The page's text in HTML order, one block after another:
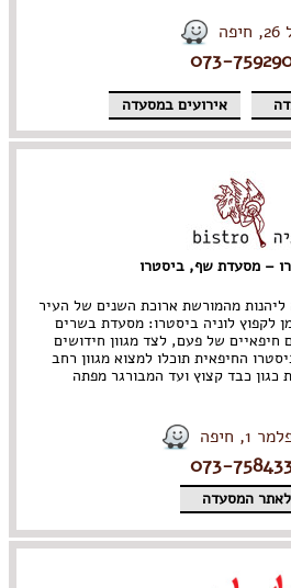
073-
אירועים במסעדה
– מסעדת שף, ביסטרו
מהמורשת ארוכת השנים של העיר
לקפוץ לוניה ביסטרו: מסעדת בשרים
חיפאיים של פעם, לצד מגוון חידושים
החיפאית תוכלו למצוא מגוון רחב
כבד קצוץ ועד המבורגר מפתה
חיפה
073-
לאתר המסעדה